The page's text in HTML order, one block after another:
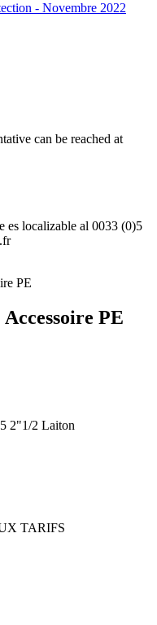
- Novembre 2022
can be reached at
es localizable al 0033 (0)5
PE
PE
TARIFS